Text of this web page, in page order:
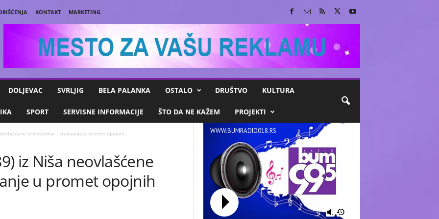
KONTAKT
MARKETING
DOLJEVAC SVRLJIG BELA PALANKA OSTALO DRUŠTVO KULTURA
SPORT SERVISNE INFORMACIJE ŠTO DA NE KAŽEM PROJEKTI
proizvodnje i stavljanje u promet opojnih...
iz Niša neovlašćene
u promet opojnih
WWW.BUMRADIO018.RS